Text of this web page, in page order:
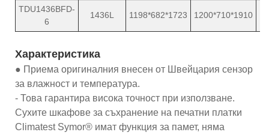
TDU1436BFD-
6
1436L 1198*682*1723 1200*710*1910
Характеристика
● Приема оригиналния внесен от Швейцария сензор
за влажност и температура.
- Това гарантира висока точност при използване.
Сухите шкафове за съхранение на печатни платки
Climatest Symor® имат функция за памет, няма